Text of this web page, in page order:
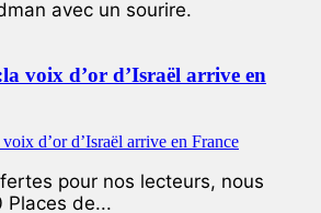
avec un sourire.
voix d’or d’Israël arrive en
pour nos lecteurs, nous
Places de...